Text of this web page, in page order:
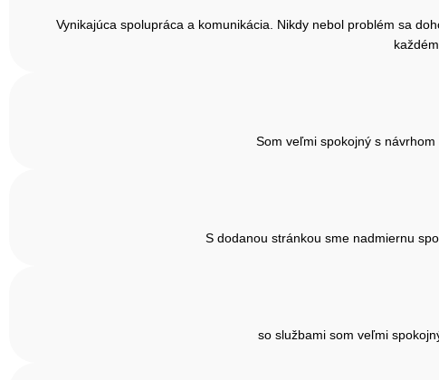
Vynikajúca spolupráca a komunikácia. Nikdy nebol problém sa
Som veľmi spokojný s
S dodanou stránkou sme nadmiernu
so službami som veľmi